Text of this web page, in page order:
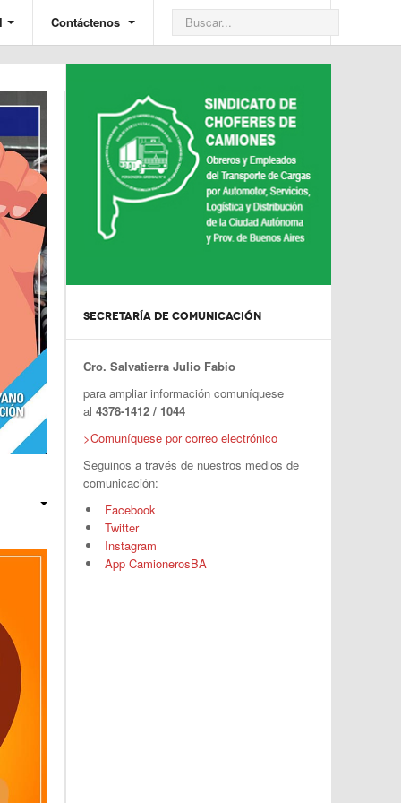
Contáctenos
SECRETARÍA DE COMUNICACIÓN
Cro. Salvatierra Julio Fabio
para ampliar información comuníquese
al 4378-1412 / 1044
>Comuníquese por correo electrónico
Seguinos a través de nuestros medios de
comunicación:
Facebook
Twitter
Instagram
App CamionerosBA